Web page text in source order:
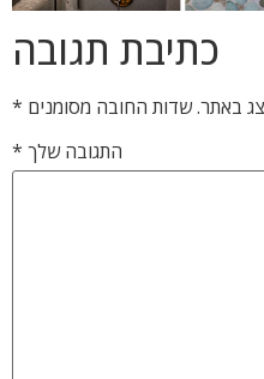
כתיבת תגובה
באתר.שדות החובה מסומנים *
התגובה שלך *